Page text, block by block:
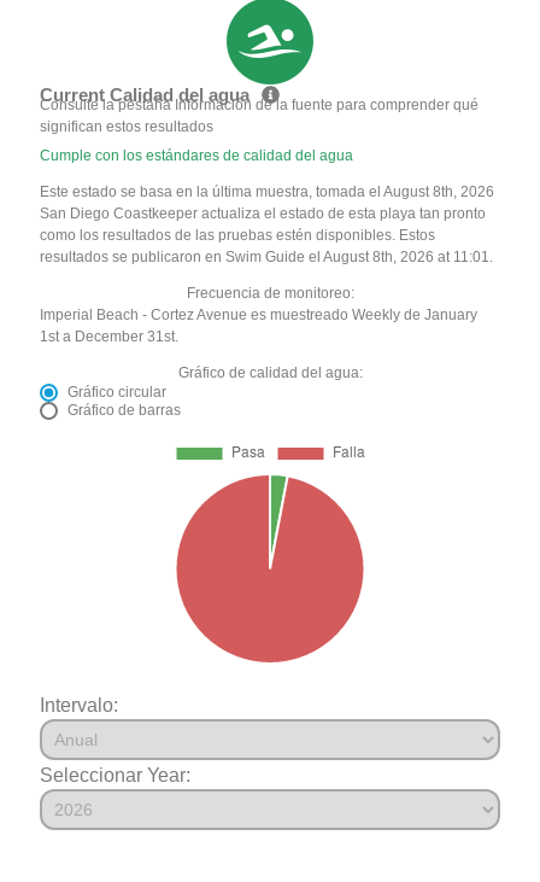
Current Calidad del agua
Consulte la pestaña Información de la fuente para comprender qué
significan estos resultados
Cumple con los estándares de calidad del agua
Este estado se basa en la última muestra, tomada el August 8th, 2026
San Diego Coastkeeper actualiza el estado de esta playa tan pronto
como los resultados de las pruebas estén disponibles. Estos
resultados se publicaron en Swim Guide el August 8th, 2026 at 11:01.
Frecuencia de monitoreo:
Imperial Beach - Cortez Avenue es muestreado Weekly de January
1st a December 31st.
Gráfico de calidad del agua:
Gráfico circular
Gráfico de barras
Intervalo:
Seleccionar Year: